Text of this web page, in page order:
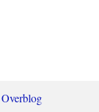
Overblog